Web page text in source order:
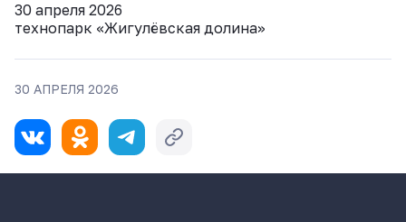
30 апреля 2026
технопарк «Жигулёвская долина»
30 АПРЕЛЯ 2026